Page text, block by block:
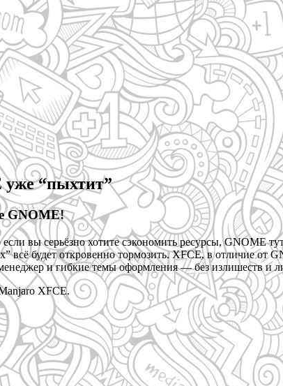
уже “пыхтит”
GNOME!
вы серьёзно хотите сэкономить ресурсы, GNOME
будет откровенно тормозить. XFCE, в отличие от
и гибкие темы оформления — без излишеств и
XFCE.